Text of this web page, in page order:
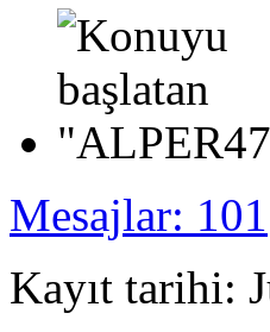
Mesajlar: 101
Kayıt tarihi: